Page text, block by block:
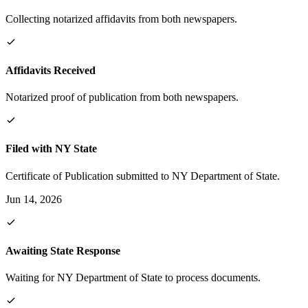
Collecting notarized affidavits from both newspapers.
Affidavits Received
Notarized proof of publication from both newspapers.
Filed with NY State
Certificate of Publication submitted to NY Department of State.
Jun 14, 2026
Awaiting State Response
Waiting for NY Department of State to process documents.